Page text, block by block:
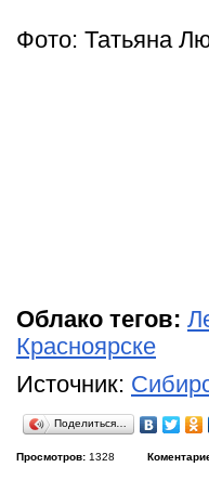
Фото: Татьяна
Облако тегов:
Красноярске
Источник:
Поделиться…
Просмотров: 1328